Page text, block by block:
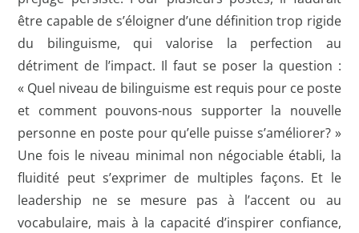
être capable de s’éloigner d’une définition trop rigide
du bilinguisme, qui valorise la perfection au
détriment de l’impact. Il faut se poser la question :
« Quel niveau de bilinguisme est requis pour ce poste
et comment pouvons-nous supporter la nouvelle
personne en poste pour qu’elle puisse s’améliorer? »
Une fois le niveau minimal non négociable établi, la
fluidité peut s’exprimer de multiples façons. Et le
leadership ne se mesure pas à l’accent ou au
vocabulaire, mais à la capacité d’inspirer confiance,